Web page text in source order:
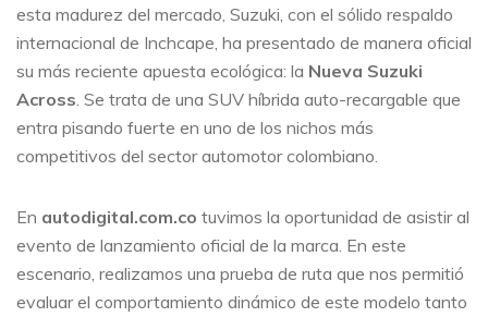
esta madurez del mercado, Suzuki, con el sólido respaldo
internacional de Inchcape, ha presentado de manera oficial
su más reciente apuesta ecológica: la Nueva Suzuki
Across . Se trata de una SUV híbrida auto-recargable que
entra pisando fuerte en uno de los nichos más
competitivos del sector automotor colombiano.
En autodigital.com.co tuvimos la oportunidad de asistir al
evento de lanzamiento oficial de la marca. En este
escenario, realizamos una prueba de ruta que nos permitió
evaluar el comportamiento dinámico de este modelo tanto